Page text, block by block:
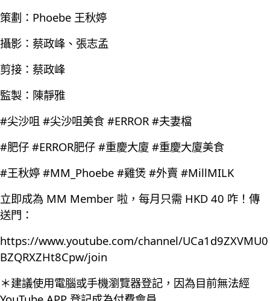
策劃：Phoebe 王秋婷
攝影：蔡政峰、張志孟
剪接：蔡政峰
監製：陳靜雅
#尖沙咀 #尖沙咀美食 #ERROR #夫妻檔
#肥仔 #ERROR肥仔 #重慶大廈 #重慶大廈美食
#王秋婷 #MM_Phoebe #雞煲 #外賣 #MillMILK
立即成為 MM Member 啦，每月只需 HKD 40 咋！傳
送門：
https://www.youtube.com/channel/UCa1d9ZXVMU0
BZQRXZHt8Cpw/join
＊建議使用電腦或手機瀏覽器登記，因為目前無法經